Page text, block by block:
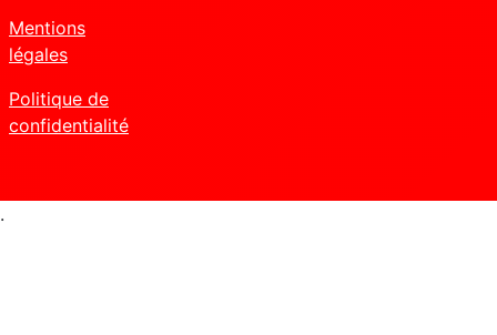
Mentions
légales
Politique de
confidentialité
.